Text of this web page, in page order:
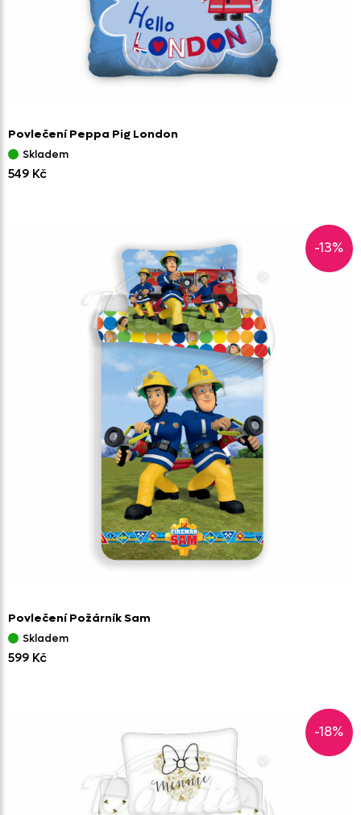
Povlečení Peppa Pig London
Skladem
549 Kč
-13%
Povlečení Požárník Sam
Skladem
599 Kč
-18%